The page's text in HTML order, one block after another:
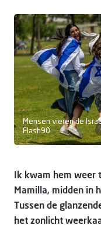
Mensen vieren de
Flash90
Ik kwam hem
Mamilla, midden in
Tussen de
het zonlicht